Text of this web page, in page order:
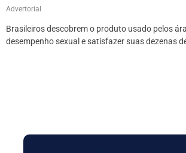
Advertorial
Brasileiros descobrem o produto usado pelos
desempenho sexual e satisfazer suas dezenas